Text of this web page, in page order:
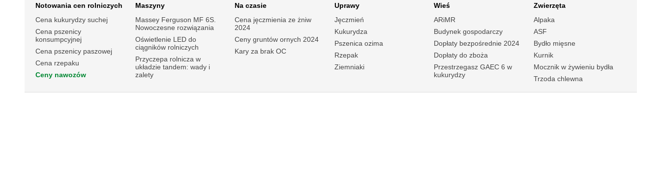
Notowania cen rolniczych
Cena kukurydzy suchej
Cena pszenicy
konsumpcyjnej
Cena pszenicy paszowej
Cena rzepaku
Ceny nawozów
Maszyny
Massey Ferguson MF 6S.
Nowoczesne rozwiązania
Oświetlenie LED do
ciągników rolniczych
Przyczepa rolnicza w
układzie tandem: wady i
zalety
Na czasie
Cena jęczmienia ze żniw
2024
Ceny gruntów ornych 2024
Kary za brak OC
Uprawy
Jęczmień
Kukurydza
Pszenica ozima
Rzepak
Ziemniaki
Wieś
ARiMR
Budynek gospodarczy
Dopłaty bezpośrednie 2024
Dopłaty do zboża
Przestrzegasz GAEC 6 w
kukurydzy
Zwierzęta
Alpaka
ASF
Bydło mięsne
Kurnik
Mocznik w żywieniu bydła
Trzoda chlewna